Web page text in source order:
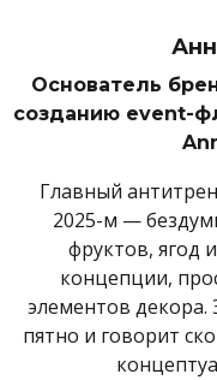
Основатель
созданию event-
Главный
2025-м —
фруктов, ягод
концепции,
элементов декора.
пятно и говорит